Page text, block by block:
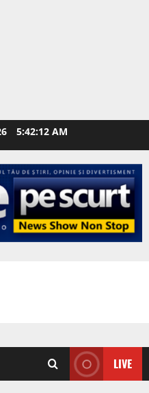
5:42:13 AM
LIVE